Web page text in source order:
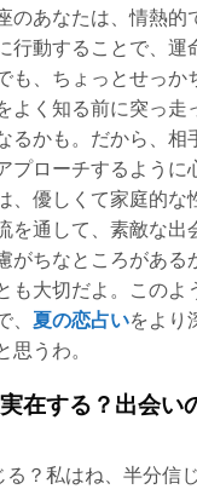
のあなたは、情熱的
行動することで、運
も、ちょっとせっか
よく知る前に突っ走
るかも。だから、相
プローチするように
、優しくて家庭的な
を通して、素敵な出
がちなところがある
も大切だよ。このよ
夏の恋占いをより
思うわ。
在する？出会い
？私はね、半分信